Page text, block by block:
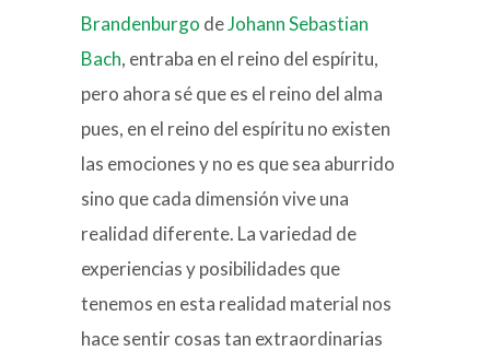
Brandenburgo deJohann Sebastian
Bach, entraba en el reino del espíritu,
pero ahora sé que es el reino del alma
pues, en el reino del espíritu no existen
las emociones y no es que sea aburrido
sino que cada dimensión vive una
realidad diferente. La variedad de
experiencias y posibilidades que
tenemos en esta realidad material nos
hace sentir cosas tan extraordinarias